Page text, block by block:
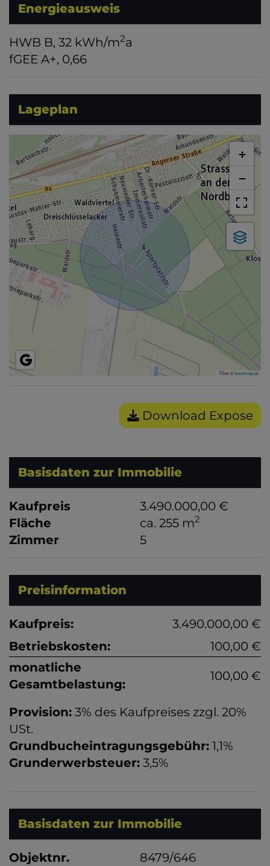
Energieausweis
HWB B, 32 kWh/m2a
fGEE A+, 0,66
Lageplan
+
−
Tiles ©basemap.at
Download Expose
Basisdaten zur Immobilie
Kaufpreis
3.490.000,00 €
Fläche
ca. 255 m2
Zimmer 5
Preisinformation
Kaufpreis:
3.490.000,00 €
Betriebskosten:
100,00 €
monatliche
Gesamtbelastung:
100,00 €
Provision: 3% des Kaufpreises zzgl. 20%
USt.
Grundbucheintragungsgebühr: 1,1%
Grunderwerbsteuer: 3,5%
Basisdaten zur Immobilie
Objektnr.
8479/646